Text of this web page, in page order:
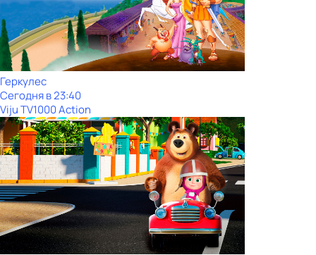
Геркулес
Сегодня в 23:40
Viju TV1000 Action